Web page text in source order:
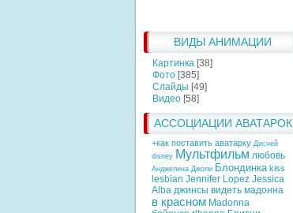
ВИДЫ АНИМАЦИИ
Картинка [38]
Фото [385]
Слайды [49]
Видео [58]
АССОЦИАЦИИ АВАТАРОК
+как поставить аватарку Дисней
disney Мультфильм любовь
Анджелина Джоли Блондинка kiss
lesbian Jennifer Lopez Jessica
Alba джинсы видеть мадонна
в красном Madonna